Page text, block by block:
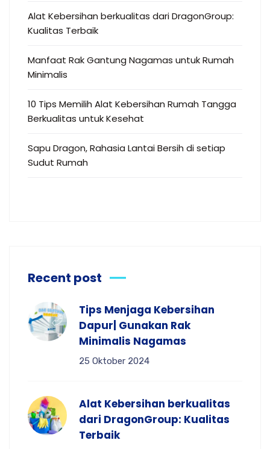
Alat Kebersihan berkualitas dari DragonGroup:
Kualitas Terbaik
Manfaat Rak Gantung Nagamas untuk Rumah
Minimalis
10 Tips Memilih Alat Kebersihan Rumah Tangga
Berkualitas untuk Kesehat
Sapu Dragon, Rahasia Lantai Bersih di setiap
Sudut Rumah
Recent post
Tips Menjaga Kebersihan
Dapur| Gunakan Rak
Minimalis Nagamas
25 Oktober 2024
Alat Kebersihan berkualitas
dari DragonGroup: Kualitas
Terbaik